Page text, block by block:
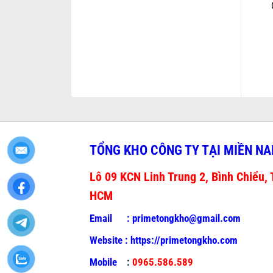
TỔNG KHO CÔNG TY TẠI MIỀN
Lô 09 KCN Linh Trung 2, Bình Chiểu,
HCM
Email : primetongkho@gmail.com
Website : https://primetongkho.com
Mobile : 0965.586.589